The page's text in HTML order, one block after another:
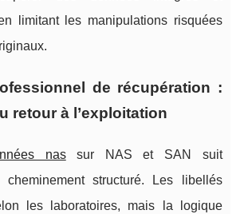
limitant les manipulations risquées
de récupération :
retour à l’exploitation
nassur NAS et SAN suit
cheminement structuré. Les libellés
les laboratoires, mais la logique